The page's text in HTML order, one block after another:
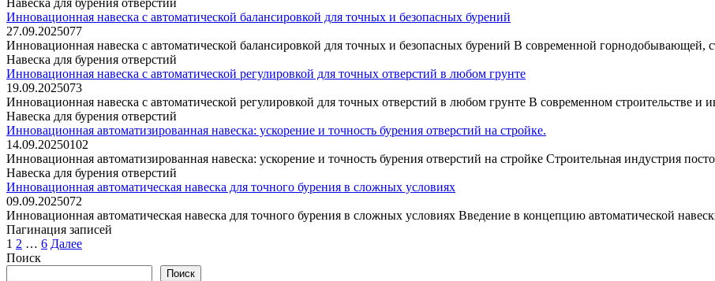
Инновационная навеска с автоматической балансировкой для точных и безопасных бурений
27.09.2025077
Инновационная навеска с автоматической балансировкой для точных и безопасных бурений В современной горнодобывающей,
Навеска для бурения отверстий
Инновационная навеска с автоматической регулировкой для точных отверстий в любом грунте
19.09.2025073
Инновационная навеска с автоматической регулировкой для точных отверстий в любом грунте В современном строительстве
Навеска для бурения отверстий
Инновационная автоматизированная навеска: ускорение и точность бурения отверстий на стройке.
14.09.20250102
Инновационная автоматизированная навеска: ускорение и точность бурения отверстий на стройке Строительная индустрия
Навеска для бурения отверстий
Инновационная автоматическая навеска для точного бурения в сложных условиях
09.09.2025072
Инновационная автоматическая навеска для точного бурения в сложных условиях Введение в концепцию автоматической
Пагинация записей
1 2 … 6 Далее
Поиск
Поиск